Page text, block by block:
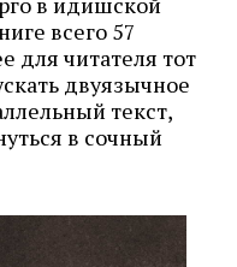
всего 57
для читателя тот
двуязычное
текст,
в сочный